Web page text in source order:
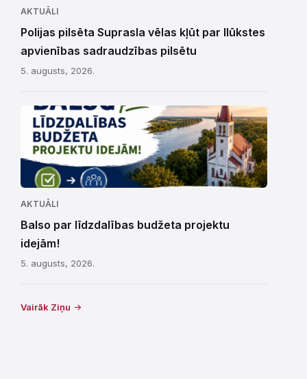
AKTUĀLI
Polijas pilsēta Suprasla vēlas kļūt par Ilūkstes
apvienības sadraudzības pilsētu
5. augusts, 2026.
AKTUĀLI
Balso par līdzdalības budžeta projektu
idejām!
5. augusts, 2026.
Vairāk Ziņu